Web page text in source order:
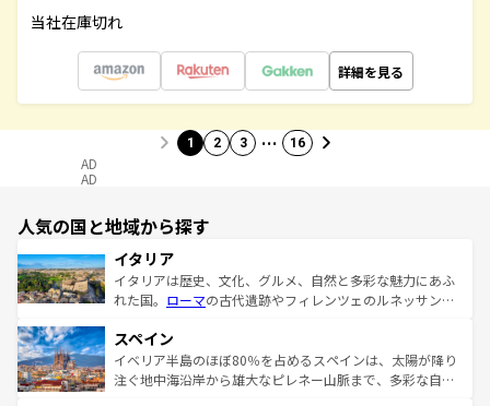
当社在庫切れ
詳細を見る
1 2 3 … 16
AD
AD
人気の国と地域から探す
イタリア
イタリアは歴史、文化、グルメ、自然と多彩な魅力にあふ
れた国。 ローマの古代遺跡やフィレンツェのルネッサンス
ろん、トスカーナの美しい田園風景やアマルフィ海岸の絶
景など、自然景観も見逃せない。観光の合間には、本場の
ピザやパスタなど、絶品のイタリア料理を堪能することも
スペイン
イベリア半島のほぼ80％を占めるスペインは、太陽が降り
注ぐ地中海沿岸から雄大なピレネー山脈まで、多彩な自然